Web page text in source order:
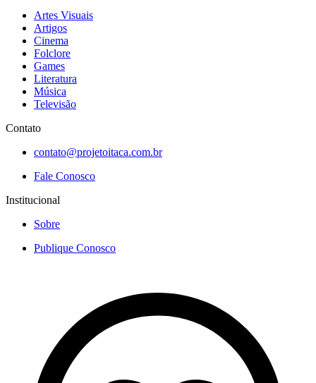
Artes Visuais
Artigos
Cinema
Folclore
Games
Literatura
Música
Televisão
Contato
contato@projetoitaca.com.br
Fale Conosco
Institucional
Sobre
Publique Conosco